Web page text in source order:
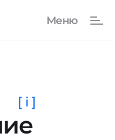
[ i ]